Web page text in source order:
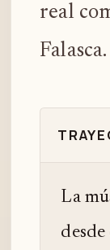
real
Falasca.
La